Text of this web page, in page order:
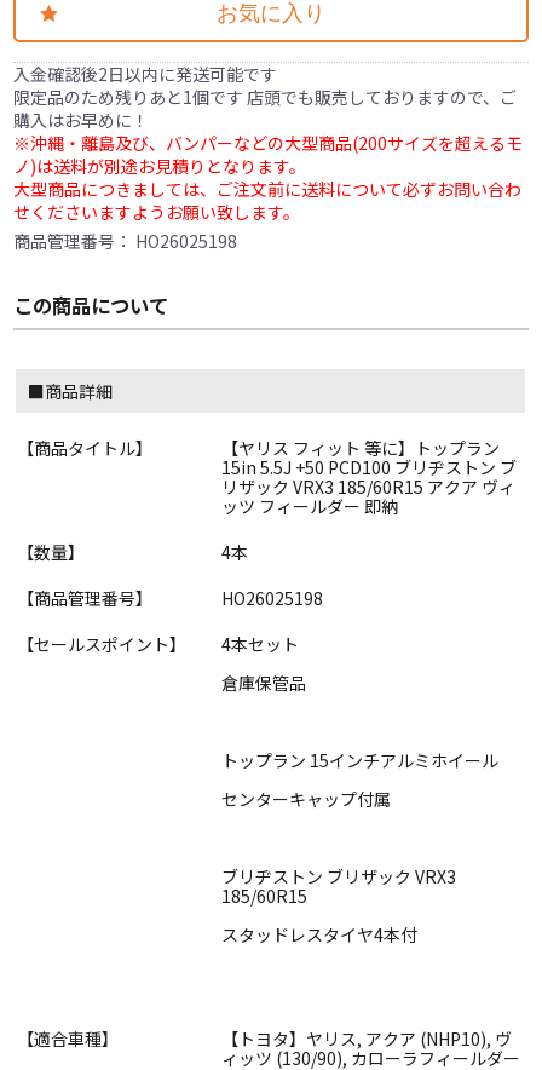
お気に入り
入金確認後2日以内に発送可能です
限定品のため残りあと1個です 店頭でも販売しておりますので、ご
購入はお早めに！
※沖縄・離島及び、バンパーなどの大型商品(200サイズを超えるモ
ノ)は送料が別途お見積りとなります。
大型商品につきましては、ご注文前に送料について必ずお問い合わ
せくださいますようお願い致します。
商品管理番号： HO26025198
この商品について
■商品詳細
【商品タイトル】
【ヤリス フィット 等に】トップラン
15in 5.5J +50 PCD100 ブリヂストン ブ
リザック VRX3 185/60R15 アクア ヴィ
ッツ フィールダー 即納
【数量】
4本
【商品管理番号】
HO26025198
【セールスポイント】
4本セット
倉庫保管品
トップラン 15インチアルミホイール
センターキャップ付属
ブリヂストン ブリザック VRX3
185/60R15
スタッドレスタイヤ4本付
【適合車種】
【トヨタ】ヤリス, アクア (NHP10), ヴ
ィッツ (130/90), カローラフィールダー